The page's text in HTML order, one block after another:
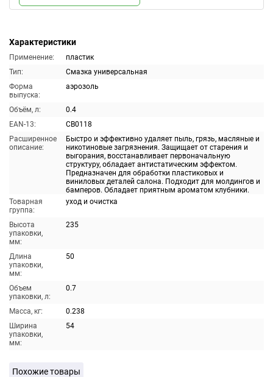
Характеристики
Применение:
пластик
Тип:
Смазка универсальная
Форма
выпуска:
аэрозоль
Объём, л:
0.4
EAN-13:
CB0118
Расширенное
описание:
Быстро и эффективно удаляет пыль, грязь, масляные и
никотиновые загрязнения. Защищает от старения и
выгорания, восстанавливает первоначальную
структуру, обладает антистатическим эффектом.
Предназначен для обработки пластиковых и
виниловых деталей салона. Подходит для молдингов и
бамперов. Обладает приятным ароматом клубники.
Товарная
группа:
уход и очистка
Высота
упаковки,
мм:
235
Длина
упаковки,
мм:
50
Объем
упаковки, л:
0.7
Масса, кг:
0.238
Ширина
упаковки,
мм:
54
Похожие товары